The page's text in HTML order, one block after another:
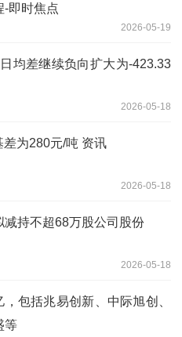
-即时焦点
2026-05-19
均差继续负向扩大为-423.33
2026-05-18
为280元/吨 资讯
2026-05-18
持不超68万股公司股份
2026-05-18
包括兆易创新、中际旭创、
等